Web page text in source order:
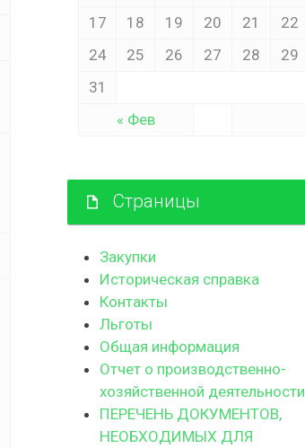
« Фев
17
18 19 20 21 22
24
25 26 27 28 29
31
Страницы
Закупки
Историческая справка
Контакты
Льготы
Общая информация
Отчет о производственно-
хозяйственной деятельности
ПЕРЕЧЕНЬ ДОКУМЕНТОВ,
НЕОБХОДИМЫХ ДЛЯ